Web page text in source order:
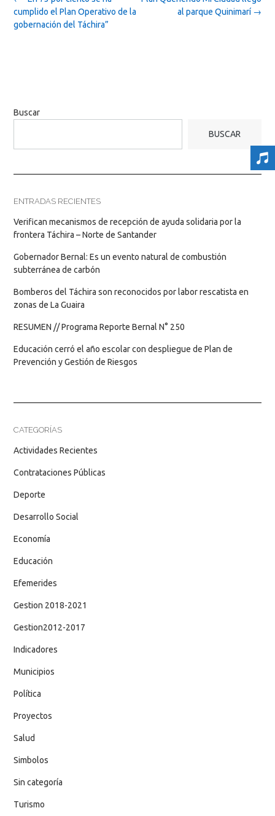
navigation
al parque Quinimarí →
cumplido el Plan Operativo de la
gobernación del Táchira”
Buscar
BUSCAR
ENTRADAS RECIENTES
Verifican mecanismos de recepción de ayuda solidaria por la
frontera Táchira – Norte de Santander
Gobernador Bernal: Es un evento natural de combustión
subterránea de carbón
Bomberos del Táchira son reconocidos por labor rescatista en
zonas de La Guaira
RESUMEN // Programa Reporte Bernal N° 250
Educación cerró el año escolar con despliegue de Plan de
Prevención y Gestión de Riesgos
CATEGORÍAS
Actividades Recientes
Contrataciones Públicas
Deporte
Desarrollo Social
Economía
Educación
Efemerides
Gestion 2018-2021
Gestion2012-2017
Indicadores
Municipios
Política
Proyectos
Salud
Simbolos
Sin categoría
Turismo